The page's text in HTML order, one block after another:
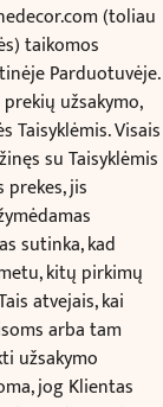
(toliau
taikomos
Parduotuvėje.
užsakymo,
Taisyklėmis. Visais
su Taisyklėmis
jis
sutinka, kad
kitų pirkimų
atvejais, kai
arba tam
užsakymo
jog Klientas